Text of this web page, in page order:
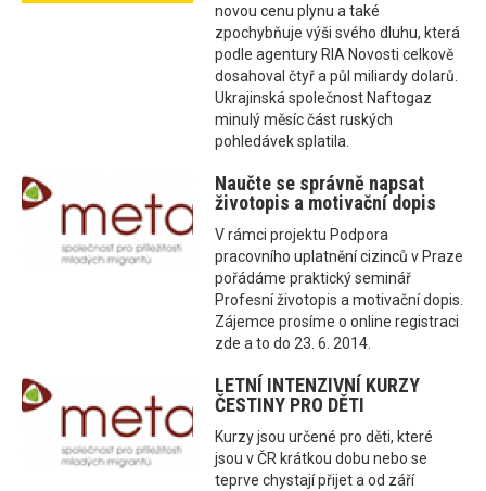
novou cenu plynu a také
zpochybňuje výši svého dluhu, která
podle agentury RIA Novosti celkově
dosahoval čtyř a půl miliardy dolarů.
Ukrajinská společnost Naftogaz
minulý měsíc část ruských
pohledávek splatila.
Naučte se správně napsat
životopis a motivační dopis
V rámci projektu Podpora
pracovního uplatnění cizinců v Praze
pořádáme praktický seminář
Profesní životopis a motivační dopis.
Zájemce prosíme o online registraci
zde a to do 23. 6. 2014.
LETNÍ INTENZIVNÍ KURZY
ČESTINY PRO DĚTI
Kurzy jsou určené pro děti, které
jsou v ČR krátkou dobu nebo se
teprve chystají přijet a od září